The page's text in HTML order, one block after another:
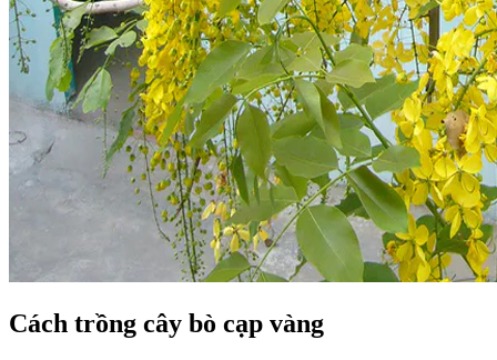
Cách trồng cây bò cạp vàng